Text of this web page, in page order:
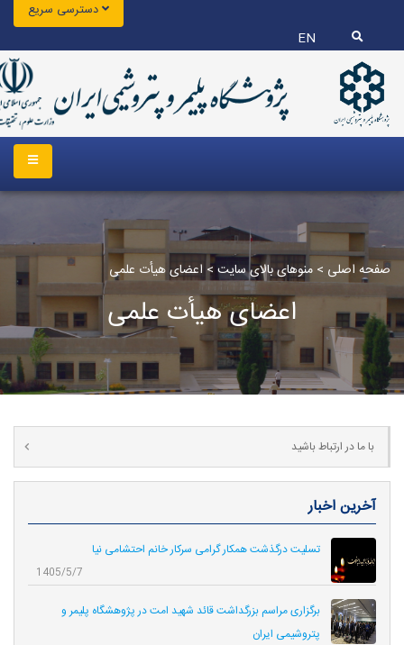
EN
دسترسی سریع
اعضای هیأت علمی
صفحه اصلی > منوهای بالای سایت > اعضای هیأت علمی
با ما در ارتباط باشید
آخرین اخبار
تسلیت درگذشت همکار گرامی سرکار خانم احتشامی نیا
1405/5/7
برگزاری مراسم بزرگداشت قائد شهید امت در پژوهشگاه پلیمر و
پتروشیمی ایران